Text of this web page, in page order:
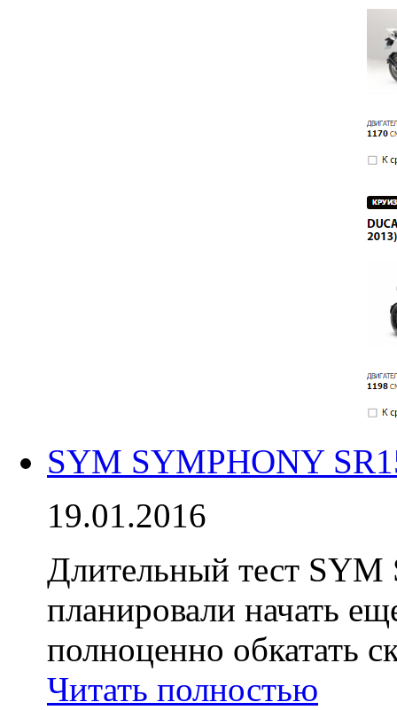
SYM SYMPHONY
19.01.2016
Длительный тест
планировали начать
полноценно обкатать
Читать полностью